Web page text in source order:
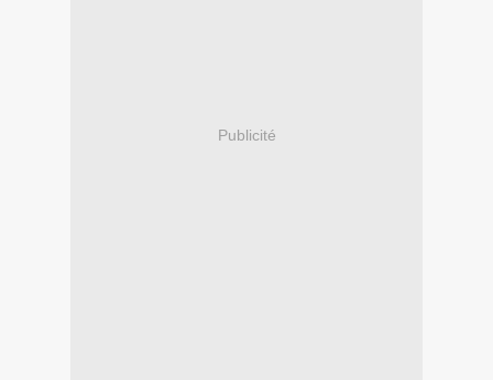
Publicité